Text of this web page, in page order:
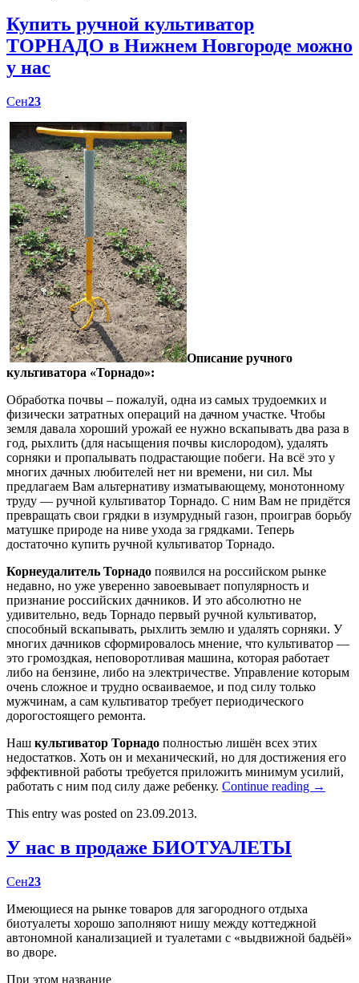
Купить ручной культиватор
ТОРНАДО в Нижнем Новгороде можно
у нас
Сен23
Описание ручного
культиватора «Торнадо»:
Обработка почвы – пожалуй, одна из самых трудоемких и
физически затратных операций на дачном участке. Чтобы
земля давала хороший урожай ее нужно вскапывать два раза в
год, рыхлить (для насыщения почвы кислородом), удалять
сорняки и пропалывать подрастающие побеги. На всё это у
многих дачных любителей нет ни времени, ни сил. Мы
предлагаем Вам альтернативу изматывающему, монотонному
труду — ручной культиватор Торнадо. С ним Вам не придётся
превращать свои грядки в изумрудный газон, проиграв борьбу
матушке природе на ниве ухода за грядками. Теперь
достаточно купить ручной культиватор Торнадо.
Корнеудалитель Торнадо появился на российском рынке
недавно, но уже уверенно завоевывает популярность и
признание российских дачников. И это абсолютно не
удивительно, ведь Торнадо первый ручной культиватор,
способный вскапывать, рыхлить землю и удалять сорняки. У
многих дачников сформировалось мнение, что культиватор —
это громоздкая, неповоротливая машина, которая работает
либо на бензине, либо на электричестве. Управление которым
очень сложное и трудно осваиваемое, и под силу только
мужчинам, а сам культиватор требует периодического
дорогостоящего ремонта.
Наш культиватор Торнадо полностью лишён всех этих
недостатков. Хоть он и механический, но для достижения его
эффективной работы требуется приложить минимум усилий,
работать с ним под силу даже ребенку. Continue reading →
This entry was posted on 23.09.2013.
У нас в продаже БИОТУАЛЕТЫ
Сен23
Имеющиеся на рынке товаров для загородного отдыха
биотуалеты хорошо заполняют нишу между коттеджной
автономной канализацией и туалетами с «выдвижной бадьёй»
во дворе.
При этом название